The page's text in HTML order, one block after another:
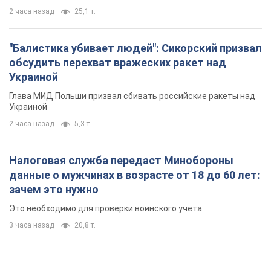
2 часа назад 25,1 т.
"Балистика убивает людей": Сикорский призвал
обсудить перехват вражеских ракет над
Украиной
Глава МИД Польши призвал сбивать российские ракеты над
Украиной
2 часа назад 5,3 т.
Налоговая служба передаст Минобороны
данные о мужчинах в возрасте от 18 до 60 лет:
зачем это нужно
Это необходимо для проверки воинского учета
3 часа назад 20,8 т.